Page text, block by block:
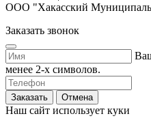
ООО "Хакасский
Заказать звонок
менее 2-х символов.
Заказать Отмена
Наш сайт использует куки